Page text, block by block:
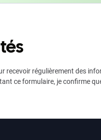
recevoir régulièrement des
ce formulaire, je confirme